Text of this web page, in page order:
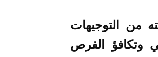
من التوجيهات
وتكافؤ الفرص